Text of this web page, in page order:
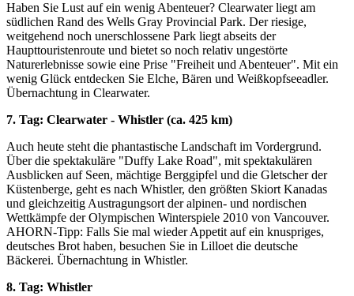
Haben Sie Lust auf ein wenig Abenteuer? Clearwater liegt am
südlichen Rand des Wells Gray Provincial Park. Der riesige,
weitgehend noch unerschlossene Park liegt abseits der
Haupttouristenroute und bietet so noch relativ ungestörte
Naturerlebnisse sowie eine Prise "Freiheit und Abenteuer". Mit ein
wenig Glück entdecken Sie Elche, Bären und Weißkopfseeadler.
Übernachtung in Clearwater.
7. Tag: Clearwater - Whistler (ca. 425 km)
Auch heute steht die phantastische Landschaft im Vordergrund.
Über die spektakuläre "Duffy Lake Road", mit spektakulären
Ausblicken auf Seen, mächtige Berggipfel und die Gletscher der
Küstenberge, geht es nach Whistler, den größten Skiort Kanadas
und gleichzeitig Austragungsort der alpinen- und nordischen
Wettkämpfe der Olympischen Winterspiele 2010 von Vancouver.
AHORN-Tipp: Falls Sie mal wieder Appetit auf ein knuspriges,
deutsches Brot haben, besuchen Sie in Lilloet die deutsche
Bäckerei. Übernachtung in Whistler.
8. Tag: Whistler